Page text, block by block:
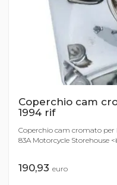
Coperchio cam
1994 rif
Coperchio cam cromato per
83A Motorcycle Storehouse
190,93 euro